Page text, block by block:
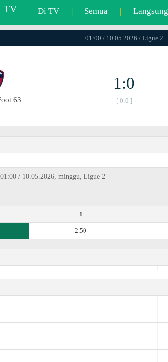
TV Di TV | Semua | Langsung
01:00 / 10.05.2026 / Ligue 2
63
1:0
[ 0:0 ]
/ 10.05.2026, minggu, Ligue 2
1
2.50